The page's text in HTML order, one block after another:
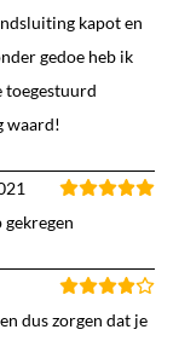
kapot en
gedoe heb ik
toegestuurd
waard!
dus zorgen dat je